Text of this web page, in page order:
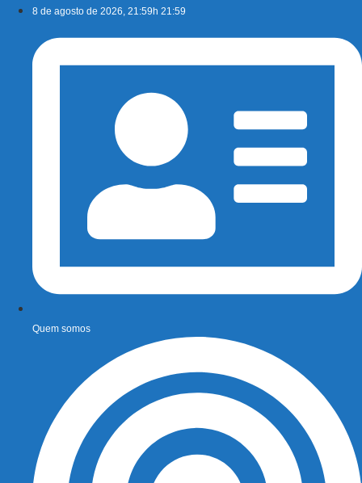
conteúdo
8 de agosto de 2026, 21:59h 21:59
Quem somos